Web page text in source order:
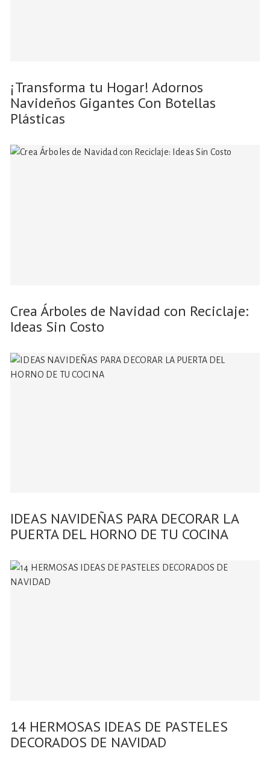
¡Transforma tu Hogar! Adornos
Navideños Gigantes Con Botellas
Plásticas
Crea Árboles de Navidad con Reciclaje:
Ideas Sin Costo
IDEAS NAVIDEÑAS PARA DECORAR LA
PUERTA DEL HORNO DE TU COCINA
14 HERMOSAS IDEAS DE PASTELES
DECORADOS DE NAVIDAD